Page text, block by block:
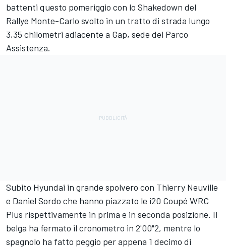
battenti questo pomeriggio con lo Shakedown del
Rallye Monte-Carlo svolto in un tratto di strada lungo
3,35 chilometri adiacente a Gap, sede del Parco
Assistenza.
Subito Hyundai in grande spolvero con Thierry Neuville
e Daniel Sordo che hanno piazzato le i20 Coupé WRC
Plus rispettivamente in prima e in seconda posizione. Il
belga ha fermato il cronometro in 2'00"2, mentre lo
spagnolo ha fatto peggio per appena 1 decimo di